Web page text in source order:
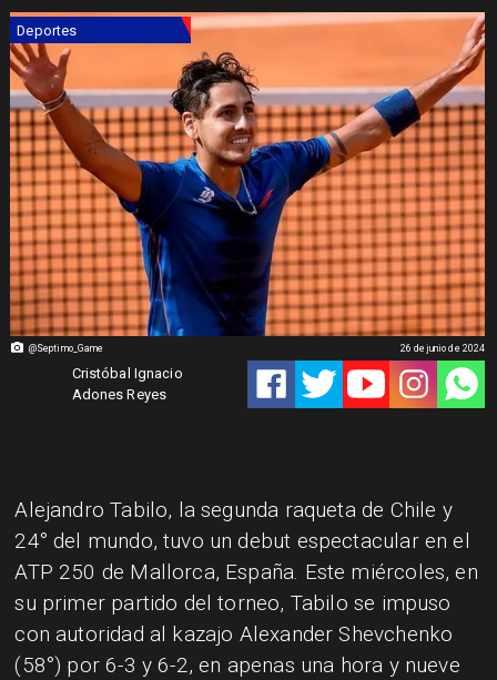
@Septimo_Game
Deportes
Cristóbal Ignacio
Adones Reyes
26 de junio de 2024
Alejandro Tabilo, la segunda raqueta de Chile y
24° del mundo, tuvo un debut espectacular en el
ATP 250 de Mallorca, España. Este miércoles, en
su primer partido del torneo, Tabilo se impuso
con autoridad al kazajo Alexander Shevchenko
(58°) por 6-3 y 6-2, en apenas una hora y nueve